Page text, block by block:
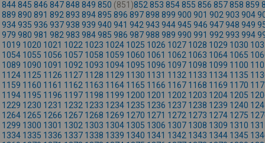
844845 846 847848 849 850 (851)852 853 854855 856 857858 859
889 890 891 892 893 894895 896 897898 899 900 901 902 903 904
934935 936 937938 939 940 941 942 943 944945 946 947948 949
979 980 981 982 983 984985 986 987988 989 990 991 992 993 994
1019 1020 1021 1022 1023 1024 1025 1026 1027 1028 1029 1030
1054 1055 1056 1057 1058 1059 1060 1061 1062 1063 1064 1065
1089 1090 1091 1092 1093 1094 1095 1096 1097 1098 1099 1100
1124 1125 1126 1127 1128 1129 1130 1131 1132 1133 1134 1135
1159 1160 1161 1162 1163 1164 1165 1166 1167 1168 1169 1170
1194 1195 1196 1197 1198 1199 1200 1201 1202 1203 1204 1205
1229 1230 1231 1232 1233 1234 1235 1236 1237 1238 1239 1240
1264 1265 1266 1267 1268 1269 1270 1271 1272 1273 1274 1275
1299 1300 1301 1302 1303 1304 1305 1306 1307 1308 1309 1310
1334 1335 1336 1337 1338 1339 1340 1341 1342 1343 1344 1345